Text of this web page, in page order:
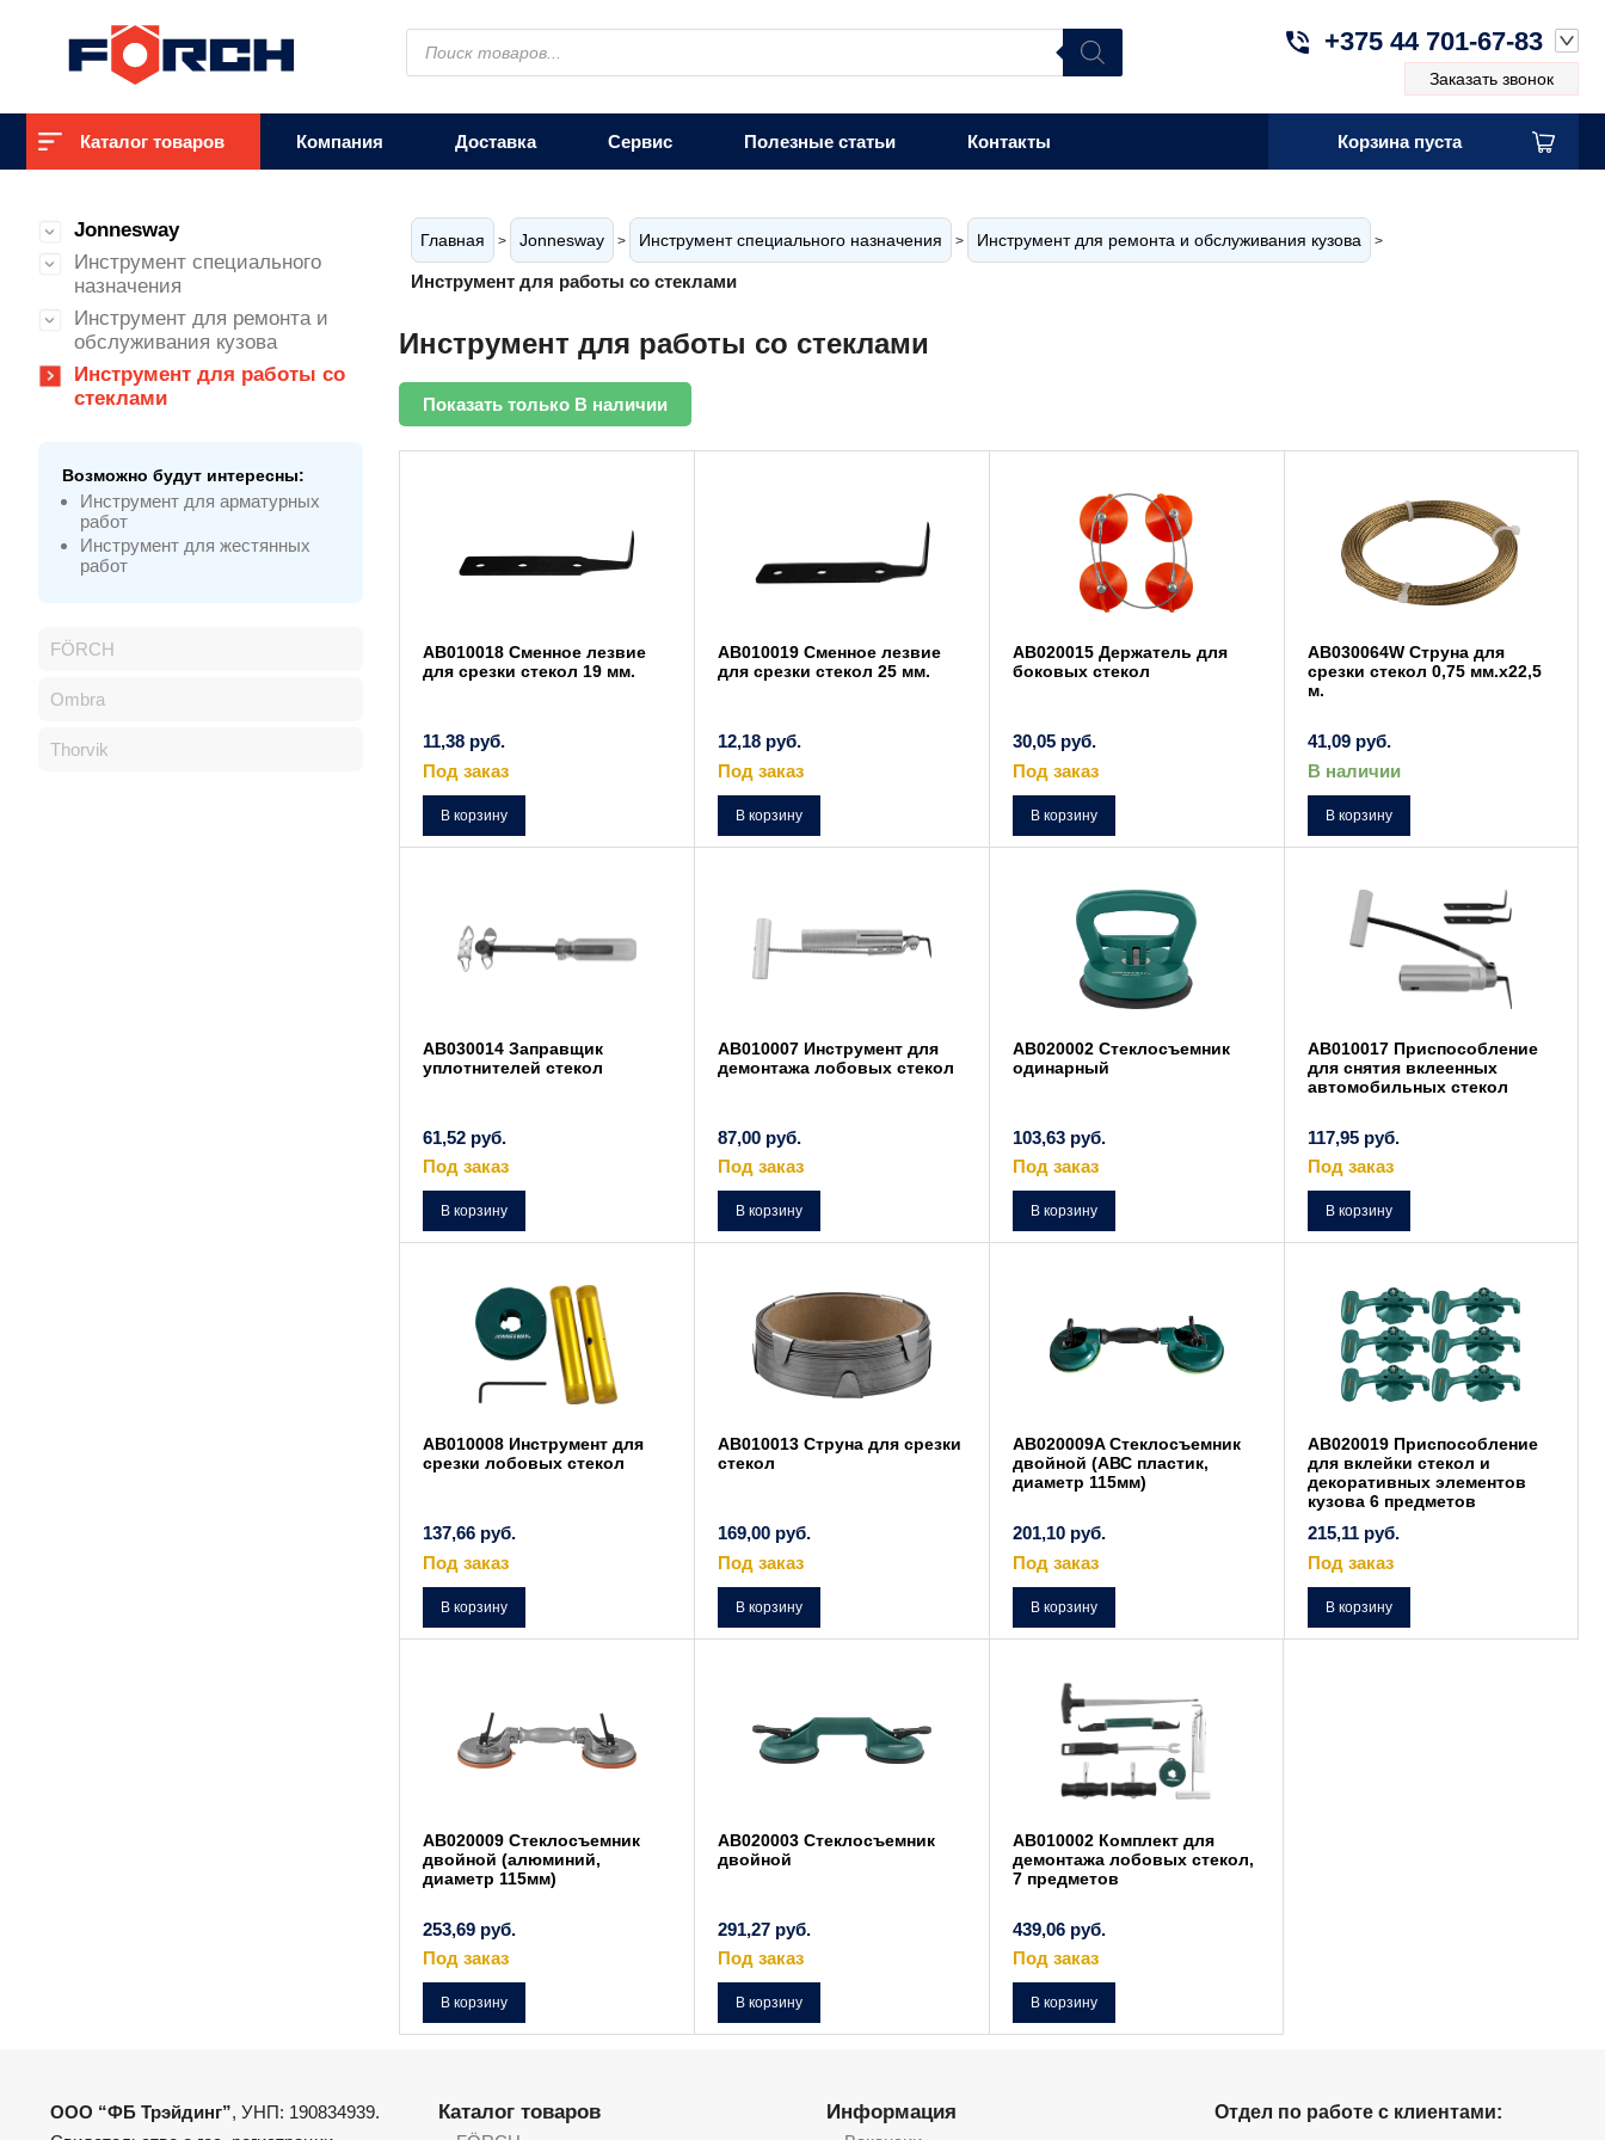
Поиск
товаров
+375 44 701-67-83
Заказать звонок
Каталог товаров Компания Доставка Сервис Полезные статьи Контакты Корзина пуста
Главная > Jonnesway > Инструмент специального назначения > Инструмент для ремонта и обслуживания кузова >
Инструмент для работы со стеклами
Инструмент для работы со стеклами
Показать только В наличии
AB010018 Сменное лезвие
для срезки стекол 19 мм.
11,38 руб.
Под заказ
В корзину
AB010019 Сменное лезвие
для срезки стекол 25 мм.
12,18 руб.
Под заказ
В корзину
AB020015 Держатель для
боковых стекол
30,05 руб.
Под заказ
В корзину
AB030064W Струна для
срезки стекол 0,75 мм.х22,5
м.
41,09 руб.
В наличии
В корзину
AB030014 Заправщик
уплотнителей стекол
61,52 руб.
Под заказ
В корзину
AB010007 Инструмент для
демонтажа лобовых стекол
87,00 руб.
Под заказ
В корзину
AB020002 Стеклосъемник
одинарный
103,63 руб.
Под заказ
В корзину
AB010017 Приспособление
для снятия вклеенных
автомобильных стекол
117,95 руб.
Под заказ
В корзину
AB010008 Инструмент для
срезки лобовых стекол
137,66 руб.
Под заказ
В корзину
AB010013 Струна для срезки
стекол
169,00 руб.
Под заказ
В корзину
AB020009A Стеклосъемник
двойной (АВС пластик,
диаметр 115мм)
201,10 руб.
Под заказ
В корзину
AB020019 Приспособление
для вклейки стекол и
декоративных элементов
кузова 6 предметов
215,11 руб.
Под заказ
В корзину
AB020009 Стеклосъемник
двойной (алюминий,
диаметр 115мм)
253,69 руб.
Под заказ
В корзину
AB020003 Стеклосъемник
двойной
291,27 руб.
Под заказ
В корзину
AB010002 Комплект для
демонтажа лобовых стекол,
7 предметов
439,06 руб.
Под заказ
В корзину
Jonnesway
Инструмент специального
назначения
Инструмент для ремонта и
обслуживания кузова
Инструмент для работы со
стеклами
Возможно будут интересны:
Инструмент для арматурных
работ
Инструмент для жестянных
работ
FÖRCH
Ombra
Thorvik
ООО “ФБ Трэйдинг”, УНП: 190834939.
Каталог товаров Информация Отдел по работе с клиентами: